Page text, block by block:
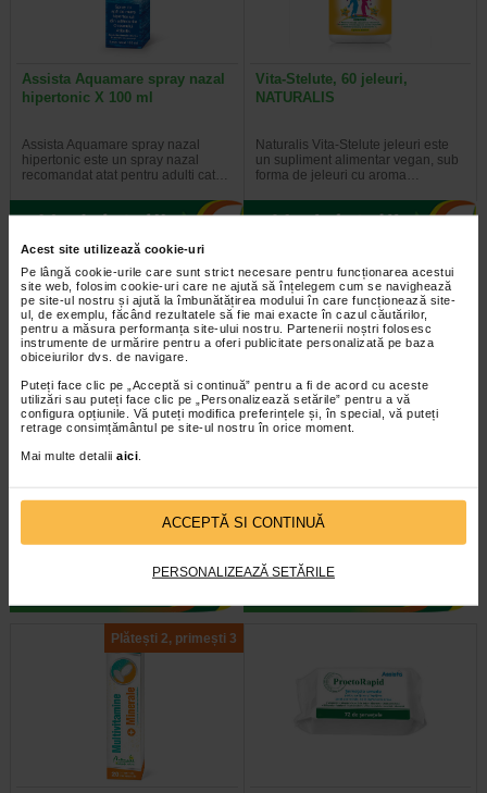
Acest site utilizează cookie-uri
Pe lângă cookie-urile care sunt strict necesare pentru funcționarea acestui
site web, folosim cookie-uri care ne ajută să înțelegem cum se navighează
pe site-ul nostru și ajută la îmbunătățirea modului în care funcționează site-
ul, de exemplu, făcând rezultatele să fie mai exacte în cazul căutărilor,
pentru a măsura performanța site-ului nostru. Partenerii noștri folosesc
instrumente de urmărire pentru a oferi publicitate personalizată pe baza
obiceiurilor dvs. de navigare.
Puteți face clic pe „Acceptă si continuă” pentru a fi de acord cu aceste
utilizări sau puteți face clic pe „Personalizează setările” pentru a vă
configura opțiunile. Vă puteți modifica preferințele și, în special, vă puteți
retrage consimțământul pe site-ul nostru în orice moment.
Mai multe detalii aici
ACCEPTĂ SI CONTINUĂ
PERSONALIZEAZĂ SETĂRILE
Assista Aquamare spray nazal
hipertonic X 100 ml
Assista Aquamare spray nazal
hipertonic este un spray nazal
recomandat atat pentru adulti cat…
Vita-Stelute, 60 jeleuri,
NATURALIS
Naturalis Vita-Stelute jeleuri este
un supliment alimentar vegan, sub
forma de jeleuri cu aroma…
Plătești 2, primești 3
14 plicuri, NATURALIS
Naturalis ArtroSuport Colagen 12 g,
aroma de portocala, contine o
Plătești 2, primești 3
alimentar sub forma de comprimate
Plătești 2, primești 3